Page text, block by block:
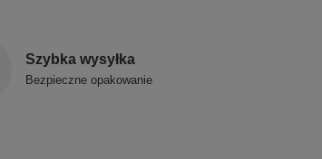
Szybka wysyłka
Bezpieczne opakowanie